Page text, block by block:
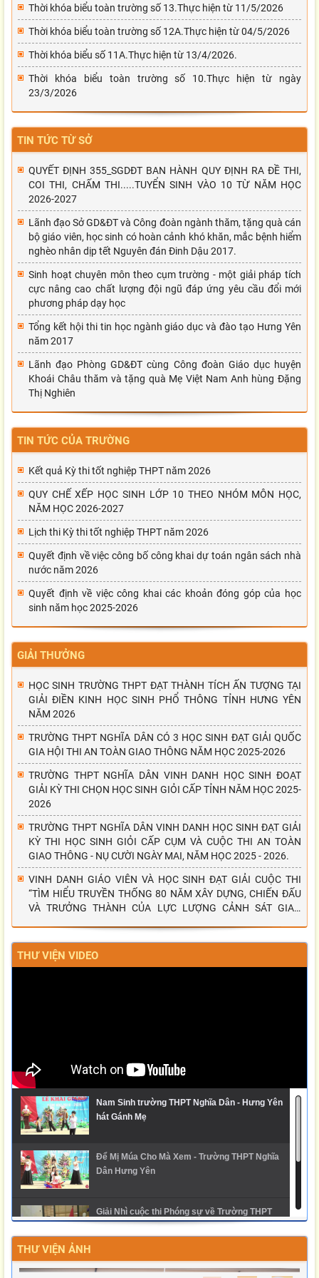
Thời khóa biểu toàn trường số 13.Thực hiện từ 11/5/2026
Thời khóa biểu toàn trường số 12A.Thực hiện từ 04/5/2026
Thời khóa biểu số 11A.Thực hiện từ 13/4/2026.
Thời khóa biểu toàn trường số 10.Thực hiện từ ngày
23/3/2026
TIN TỨC TỪ SỞ
QUYẾT ĐỊNH 355_SGDĐT BAN HÀNH QUY ĐỊNH RA ĐỀ THI,
COI THI, CHẤM THI.....TUYỂN SINH VÀO 10 TỪ NĂM HỌC
2026-2027
Lãnh đạo Sở GD&ĐT và Công đoàn ngành thăm, tặng quà cán
bộ giáo viên, học sinh có hoàn cảnh khó khăn, mắc bệnh hiểm
nghèo nhân dịp tết Nguyên đán Đinh Dậu 2017.
Sinh hoạt chuyên môn theo cụm trường - một giải pháp tích
cực nâng cao chất lượng đội ngũ đáp ứng yêu cầu đổi mới
phương pháp dạy học
Tổng kết hội thi tin học ngành giáo dục và đào tạo Hưng Yên
năm 2017
Lãnh đạo Phòng GD&ĐT cùng Công đoàn Giáo dục huyện
Khoái Châu thăm và tặng quà Mẹ Việt Nam Anh hùng Đặng
Thị Nghiên
TIN TỨC CỦA TRƯỜNG
Kết quả Kỳ thi tốt nghiệp THPT năm 2026
QUY CHẾ XẾP HỌC SINH LỚP 10 THEO NHÓM MÔN HỌC,
NĂM HỌC 2026-2027
Lịch thi Kỳ thi tốt nghiệp THPT năm 2026
Quyết định về việc công bố công khai dự toán ngân sách nhà
nước năm 2026
Quyết định về việc công khai các khoản đóng góp của học
sinh năm học 2025-2026
GIẢI THƯỞNG
HỌC SINH TRƯỜNG THPT ĐẠT THÀNH TÍCH ẤN TƯỢNG TẠI
GIẢI ĐIỀN KINH HỌC SINH PHỔ THÔNG TỈNH HƯNG YÊN
NĂM 2026
TRƯỜNG THPT NGHĨA DÂN CÓ 3 HỌC SINH ĐẠT GIẢI QUỐC
GIA HỘI THI AN TOÀN GIAO THÔNG NĂM HỌC 2025-2026
TRƯỜNG THPT NGHĨA DÂN VINH DANH HỌC SINH ĐOẠT
GIẢI KỲ THI CHỌN HỌC SINH GIỎI CẤP TỈNH NĂM HỌC 2025-
2026
TRƯỜNG THPT NGHĨA DÂN VINH DANH HỌC SINH ĐẠT GIẢI
KỲ THI HỌC SINH GIỎI CẤP CỤM VÀ CUỘC THI AN TOÀN
GIAO THÔNG - NỤ CƯỜI NGÀY MAI, NĂM HỌC 2025 - 2026.
VINH DANH GIÁO VIÊN VÀ HỌC SINH ĐẠT GIẢI CUỘC THI
“TÌM HIỂU TRUYỀN THỐNG 80 NĂM XÂY DỰNG, CHIẾN ĐẤU
VÀ TRƯỞNG THÀNH CỦA LỰC LƯỢNG CẢNH SÁT GIAO
THƯ VIỆN VIDEO
Nam Sinh trường THPT Nghĩa Dân - Hưng Yên
hát Gánh Mẹ
Để Mị Múa Cho Mà Xem - Trường THPT Nghĩa
Dân Hưng Yên
Giải Nhì cuộc thi Phóng sự về Trường THPT
Nghĩa Dân
Ngày hội trải nghiệm STEM 2025 - THPT Nghĩa
THƯ VIỆN ẢNH